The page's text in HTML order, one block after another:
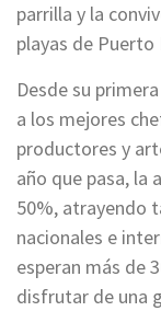
parrilla y la
playas de Puerto
Desde su
a los mejores
productores y
año que pasa, la
50%, atrayendo
nacionales e
esperan más de
disfrutar de una